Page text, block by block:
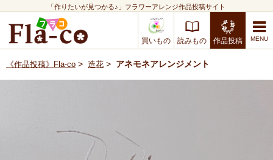
「作りたいが見つかる♪」フラワーアレンジ作品投稿サイト
買いもの 読みもの 作品投稿
《作品投稿》Fla-co > 造花 > アネモネアレンジメント